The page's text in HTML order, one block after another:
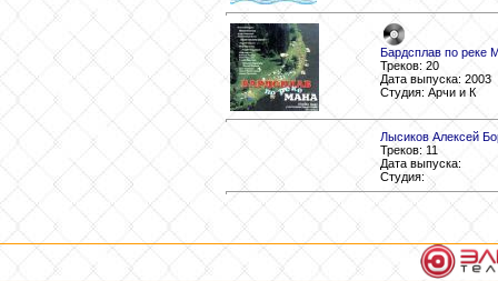
Бардсплав по реке
Треков: 20
Дата выпуска: 2003
Студия: Арчи и К
Лысиков Алексей
Треков: 11
Дата выпуска:
Студия: